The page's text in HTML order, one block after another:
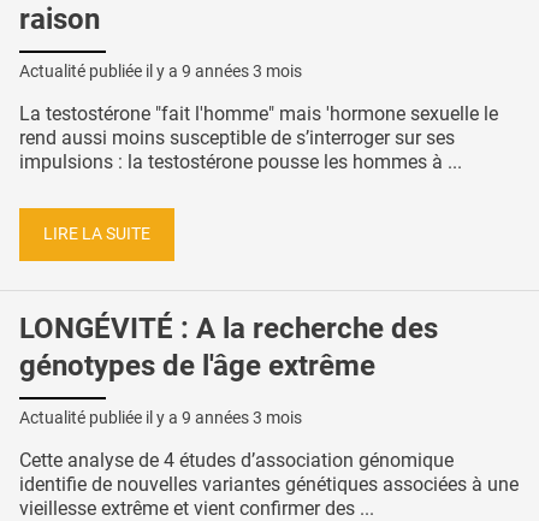
raison
Actualité publiée il y a 9 années 3 mois
La testostérone "fait l'homme" mais 'hormone sexuelle le
rend aussi moins susceptible de s’interroger sur ses
impulsions : la testostérone pousse les hommes à ...
LIRE LA SUITE
LONGÉVITÉ : A la recherche des
génotypes de l'âge extrême
Actualité publiée il y a 9 années 3 mois
Cette analyse de 4 études d’association génomique
identifie de nouvelles variantes génétiques associées à une
vieillesse extrême et vient confirmer des ...